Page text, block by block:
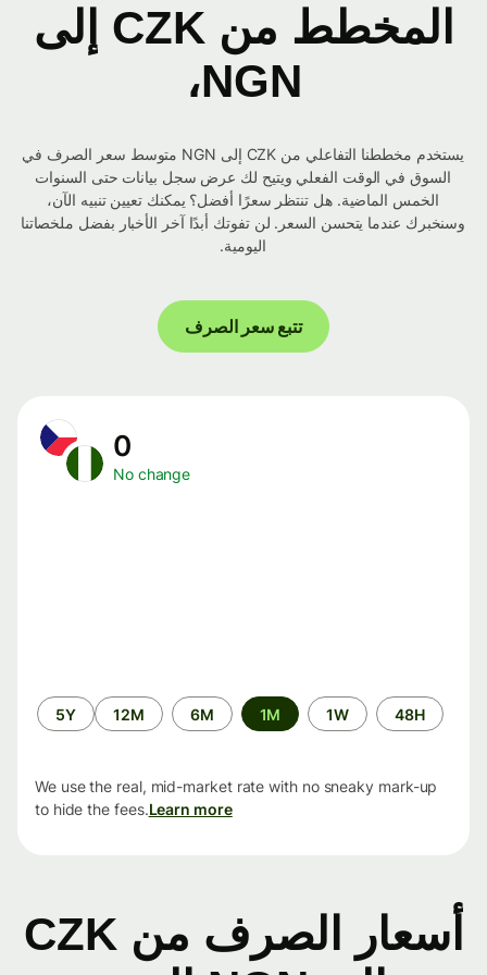
المخطط من CZK إلى
NGN،
يستخدم مخططنا التفاعلي من CZK إلى NGN متوسط ​​سعر الصرف في
السوق في الوقت الفعلي ويتيح لك عرض سجل بيانات حتى السنوات
الخمس الماضية. هل تنتظر سعرًا أفضل؟ يمكنك تعيين تنبيه الآن،
وسنخبرك عندما يتحسن السعر. لن تفوتك أبدًا آخر الأخبار بفضل ملخصاتنا
اليومية.
تتبع سعر الصرف
No change
الفترة
الزمنية
48H
1W
1M
6M
12M
5Y
We use the real, mid-market rate with no sneaky mark-up
to hide the fees.Learn more
أسعار الصرف من CZK